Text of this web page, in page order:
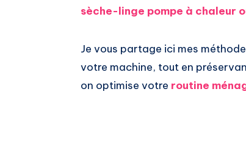
sèche-linge pompe à chaleur
Je vous partage ici mes
votre machine, tout en
on optimise votre routine